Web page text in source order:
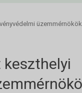
üzemmérnökök